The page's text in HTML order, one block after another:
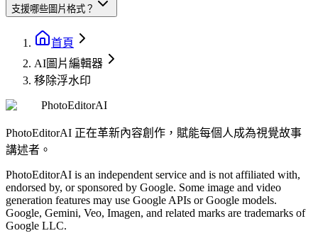
支援哪些圖片格式？
首頁
AI圖片編輯器
移除浮水印
PhotoEditorAI
PhotoEditorAI 正在革新內容創作，賦能每個人成為視覺故事
講述者。
PhotoEditorAI is an independent service and is not affiliated with,
endorsed by, or sponsored by Google. Some image and video
generation features may use Google APIs or Google models.
Google, Gemini, Veo, Imagen, and related marks are trademarks of
Google LLC.